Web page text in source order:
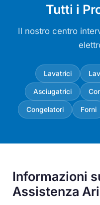
Tutti i
Il nostro centro
Lavatrici
Asciugatrici
Congelatori Forni
Informazioni
Assistenza